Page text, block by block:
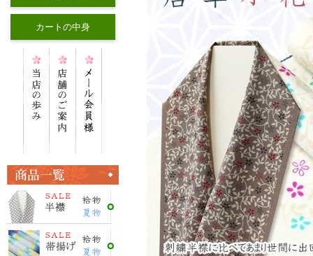
カートの中身